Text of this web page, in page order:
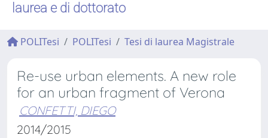
laurea e di dottorato
POLITesi POLITesi Tesi di laurea Magistrale
Re-use urban elements. A new role
for an urban fragment of Verona
CONFETTI, DIEGO
2014/2015